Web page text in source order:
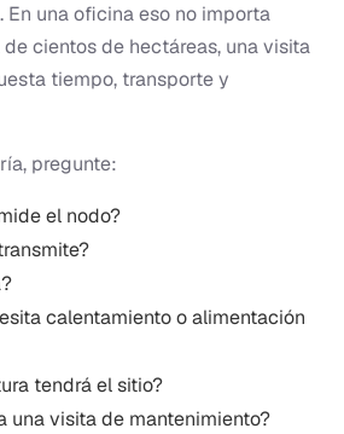
En una oficina eso no importa
cientos de hectáreas, una visita
tiempo, transporte y
pregunte:
el nodo?
calentamiento o alimentación
tendrá el sitio?
una visita de mantenimiento?